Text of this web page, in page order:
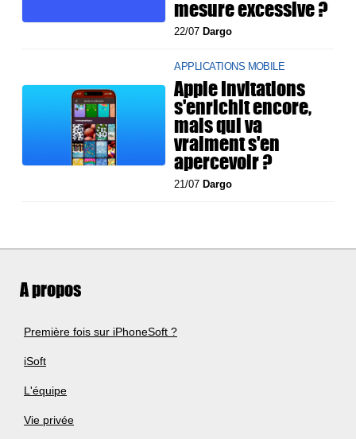
mesure excessive ?
22/07 Dargo
APPLICATIONS MOBILE
Apple Invitations
s'enrichit encore,
mais qui va
vraiment s'en
apercevoir ?
21/07 Dargo
A propos
Première fois sur iPhoneSoft ?
iSoft
L'équipe
Vie privée